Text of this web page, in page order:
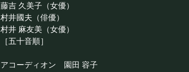
藤吉 久美子（女優）
村井國夫（俳優）
村井 麻友美（女優）
［五十音順］
アコーディオン 園田 容子